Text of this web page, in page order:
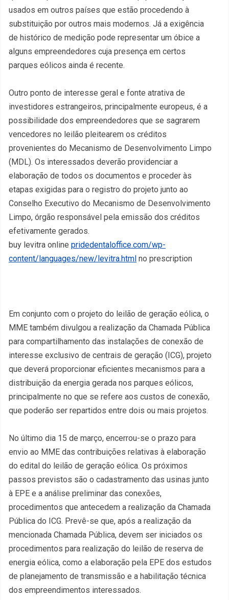
usados em outros países que estão procedendo à
substituição por outros mais modernos. Já a exigência
de histórico de medição pode representar um óbice a
alguns empreendedores cuja presença em certos
parques eólicos ainda é recente.
Outro ponto de interesse geral e fonte atrativa de
investidores estrangeiros, principalmente europeus, é a
possibilidade dos empreendedores que se sagrarem
vencedores no leilão pleitearem os créditos
provenientes do Mecanismo de Desenvolvimento Limpo
(MDL). Os interessados deverão providenciar a
elaboração de todos os documentos e proceder às
etapas exigidas para o registro do projeto junto ao
Conselho Executivo do Mecanismo de Desenvolvimento
Limpo, órgão responsável pela emissão dos créditos
efetivamente gerados.
buy levitra online pridedentaloffice.com/wp-
content/languages/new/levitra.html no prescription
Em conjunto com o projeto do leilão de geração eólica, o
MME também divulgou a realização da Chamada Pública
para compartilhamento das instalações de conexão de
interesse exclusivo de centrais de geração (ICG), projeto
que deverá proporcionar eficientes mecanismos para a
distribuição da energia gerada nos parques eólicos,
principalmente no que se refere aos custos de conexão,
que poderão ser repartidos entre dois ou mais projetos.
No último dia 15 de março, encerrou-se o prazo para
envio ao MME das contribuições relativas à elaboração
do edital do leilão de geração eólica. Os próximos
passos previstos são o cadastramento das usinas junto
à EPE e a análise preliminar das conexões,
procedimentos que antecedem a realização da Chamada
Pública do ICG. Prevê-se que, após a realização da
mencionada Chamada Pública, devem ser iniciados os
procedimentos para realização do leilão de reserva de
energia eólica, como a elaboração pela EPE dos estudos
de planejamento de transmissão e a habilitação técnica
dos empreendimentos interessados.